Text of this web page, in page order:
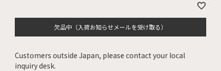
欠品中（入荷お知らせメールを受け取る）
Customers outside Japan, please contact your local
inquiry desk.